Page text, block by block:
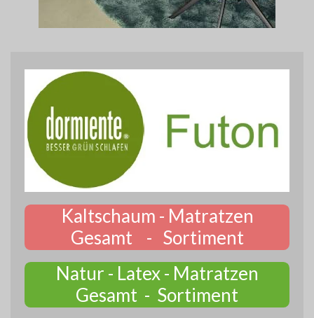
Kaltschaum - Matratzen
Gesamt - Sortiment
Natur - Latex - Matratzen
Gesamt - Sortiment